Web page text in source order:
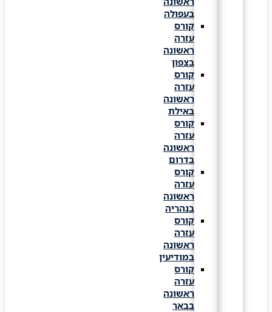
בעפולה
קורס
עזרה
ראשונה
בצפון
קורס
עזרה
ראשונה
באילת
קורס
עזרה
ראשונה
בדרום
קורס
עזרה
ראשונה
בנהריה
קורס
עזרה
ראשונה
במודיעין
קורס
עזרה
ראשונה
בבאר